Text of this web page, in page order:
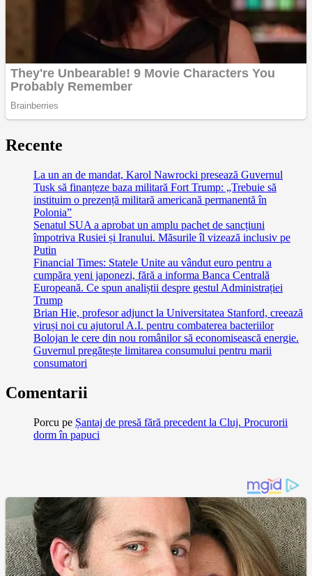
Recente
La un an de mandat, Karol Nawrocki presează Guvernul
Tusk să finanțeze baza militară Fort Trump: „Trebuie să
instituim o prezență militară americană permanentă în
Polonia”
Senatul SUA a aprobat un amplu pachet de sancțiuni
împotriva Rusiei și Iranului. Măsurile îl vizează inclusiv pe
Putin
Financial Times: Statele Unite au vândut euro pentru a
cumpăra yeni japonezi, fără a informa Banca Centrală
Europeană. Ce spun analiștii despre gestul Administrației
Trump
Brian Hie, profesor adjunct la Universitatea Stanford, creează
viruși noi cu ajutorul A.I. pentru combaterea bacteriilor
Bolojan le cere din nou românilor să economisească energie.
Guvernul pregătește limitarea consumului pentru marii
consumatori
Comentarii
Porcu pe Șantaj de presă fără precedent la Cluj. Procurorii
dorm în papuci